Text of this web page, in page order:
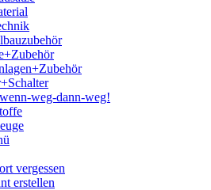
weg-dann-weg!
vergessen
erstellen